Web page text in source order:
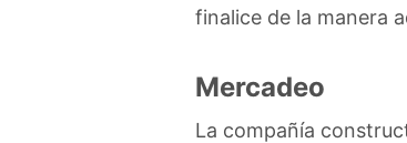
finalice de la manera
Mercadeo
La compañía